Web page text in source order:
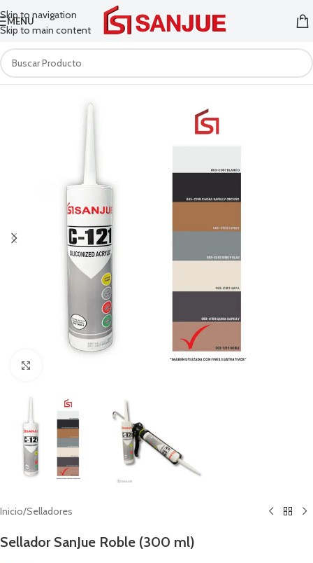
Skip to navigation
Skip to main content
MENU
Inicio/Selladores
Sellador SanJue Roble (300 ml)